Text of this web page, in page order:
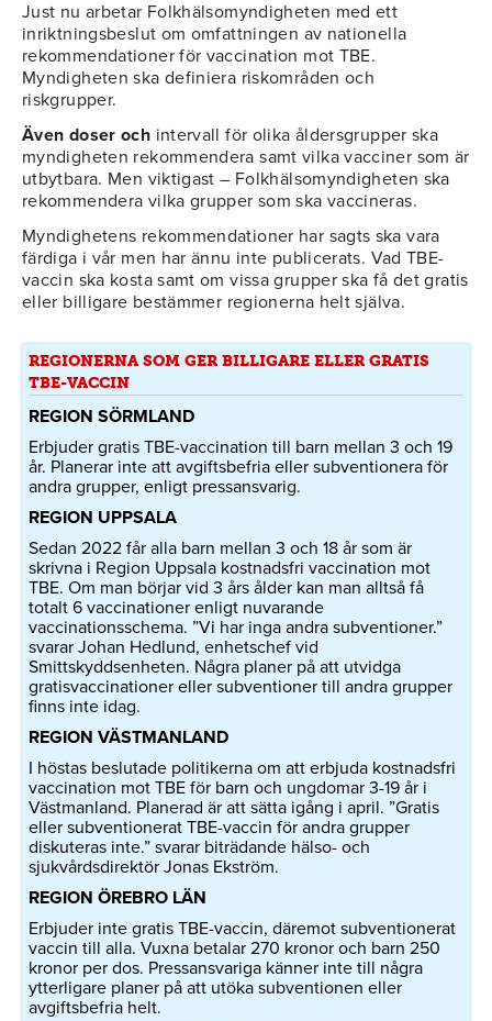
Just nu arbetar Folkhälsomyndigheten med ett
inriktningsbeslut om omfattningen av nationella
rekommendationer för vaccination mot TBE.
Myndigheten ska definiera riskområden och
riskgrupper.
Även doser och intervall för olika åldersgrupper ska
myndigheten rekommendera samt vilka vacciner som är
utbytbara. Men viktigast – Folkhälsomyndigheten ska
rekommendera vilka grupper som ska vaccineras.
Myndighetens rekommendationer har sagts ska vara
färdiga i vår men har ännu inte publicerats. Vad TBE-
vaccin ska kosta samt om vissa grupper ska få det gratis
eller billigare bestämmer regionerna helt själva.
REGIONERNA SOM GER BILLIGARE ELLER GRATIS
TBE-VACCIN
REGION SÖRMLAND
Erbjuder gratis TBE-vaccination till barn mellan 3 och 19
år. Planerar inte att avgiftsbefria eller subventionera för
andra grupper, enligt pressansvarig.
REGION UPPSALA
Sedan 2022 får alla barn mellan 3 och 18 år som är
skrivna i Region Uppsala kostnadsfri vaccination mot
TBE. Om man börjar vid 3 års ålder kan man alltså få
totalt 6 vaccinationer enligt nuvarande
vaccinationsschema. ”Vi har inga andra subventioner.”
svarar Johan Hedlund, enhetschef vid
Smittskyddsenheten. Några planer på att utvidga
gratisvaccinationer eller subventioner till andra grupper
finns inte idag.
REGION VÄSTMANLAND
I höstas beslutade politikerna om att erbjuda kostnadsfri
vaccination mot TBE för barn och ungdomar 3-19 år i
Västmanland. Planerad är att sätta igång i april. ”Gratis
eller subventionerat TBE-vaccin för andra grupper
diskuteras inte.” svarar biträdande hälso- och
sjukvårdsdirektör Jonas Ekström.
REGION ÖREBRO LÄN
Erbjuder inte gratis TBE-vaccin, däremot subventionerat
vaccin till alla. Vuxna betalar 270 kronor och barn 250
kronor per dos. Pressansvariga känner inte till några
ytterligare planer på att utöka subventionen eller
avgiftsbefria helt.